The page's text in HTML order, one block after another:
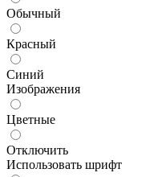
Обычный
Красный
Синий
Изображения
Цветные
Отключить
Использовать шрифт